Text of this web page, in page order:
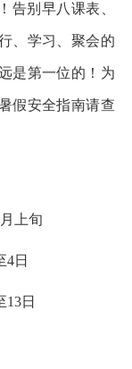
别早八课表、
、学习、聚会的
是第一位的！为
假安全指南请查
上旬
4日
13日